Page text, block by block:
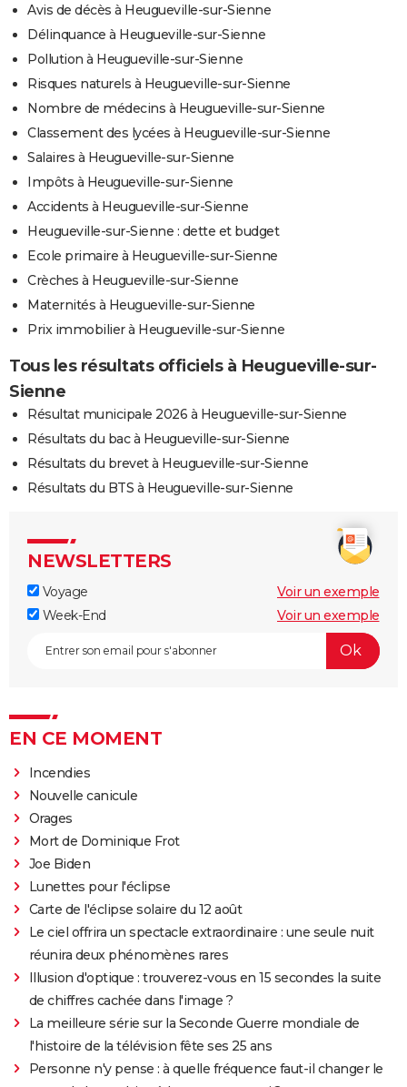
Avis de décès à Heugueville-sur-Sienne
Délinquance à Heugueville-sur-Sienne
Pollution à Heugueville-sur-Sienne
Risques naturels à Heugueville-sur-Sienne
Nombre de médecins à Heugueville-sur-Sienne
Classement des lycées à Heugueville-sur-Sienne
Salaires à Heugueville-sur-Sienne
Impôts à Heugueville-sur-Sienne
Accidents à Heugueville-sur-Sienne
Heugueville-sur-Sienne : dette et budget
Ecole primaire à Heugueville-sur-Sienne
Crèches à Heugueville-sur-Sienne
Maternités à Heugueville-sur-Sienne
Prix immobilier à Heugueville-sur-Sienne
Tous les résultats officiels à Heugueville-sur-
Sienne
Résultat municipale 2026 à Heugueville-sur-Sienne
Résultats du bac à Heugueville-sur-Sienne
Résultats du brevet à Heugueville-sur-Sienne
Résultats du BTS à Heugueville-sur-Sienne
NEWSLETTERS
Voyage
Voir un exemple
Week-End
Voir un exemple
EN CE MOMENT
Incendies
Nouvelle canicule
Orages
Mort de Dominique Frot
Joe Biden
Lunettes pour l'éclipse
Carte de l'éclipse solaire du 12 août
Le ciel offrira un spectacle extraordinaire : une seule nuit
réunira deux phénomènes rares
Illusion d'optique : trouverez-vous en 15 secondes la suite
de chiffres cachée dans l'image ?
La meilleure série sur la Seconde Guerre mondiale de
l'histoire de la télévision fête ses 25 ans
Personne n'y pense : à quelle fréquence faut-il changer le